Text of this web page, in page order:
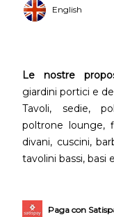
English
Le nostre
giardini portici e
Tavoli, sedie,
poltrone lounge,
divani, cuscini,
tavolini bassi, basi
Paga con